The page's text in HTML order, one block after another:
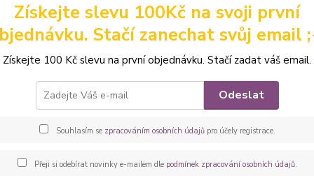
Domácí mazlíčci Výstavní pamlskovníky Pamlskovník XXL
Výstavní pamlskovník
Tato
chytré
Získejte slevu 100Kč na svoji první
Stačí zanechat svůj email
Získejte 100 Kč slevu na první objednávku. Stačí zadat váš email.
Odeslat
Souhlasím se zpracováním osobních údajůpro účely registrace.
Přeji si odebírat novinky e-mailem dle podmínek zpracování osobních údajů.